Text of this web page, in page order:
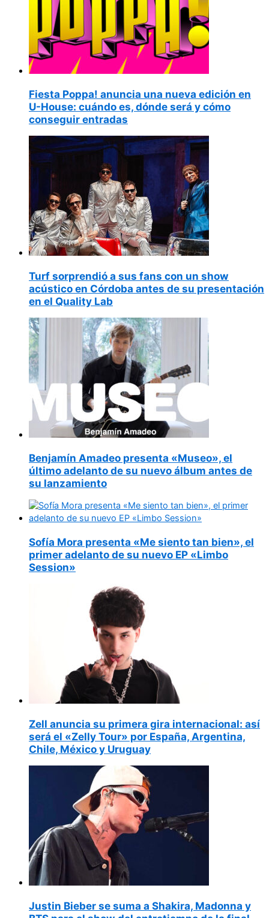
Fiesta Poppa! anuncia una nueva edición en
U-House: cuándo es, dónde será y cómo
conseguir entradas
Turf sorprendió a sus fans con un show
acústico en Córdoba antes de su presentación
en el Quality Lab
Benjamín Amadeo presenta «Museo», el
último adelanto de su nuevo álbum antes de
su lanzamiento
Sofía Mora presenta «Me siento tan bien», el
primer adelanto de su nuevo EP «Limbo
Session»
Zell anuncia su primera gira internacional: así
será el «Zelly Tour» por España, Argentina,
Chile, México y Uruguay
Justin Bieber se suma a Shakira, Madonna y